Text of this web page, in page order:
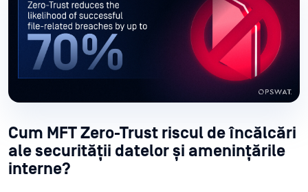
Cum MFT Zero-Trust riscul de încălcări
ale securității datelor și amenințările
interne?